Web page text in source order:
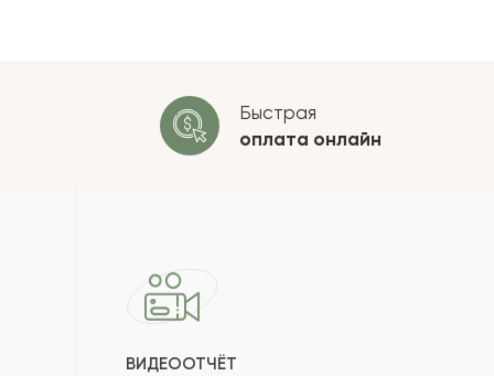
ОСТАВИТЬ ОТЗЫВ
Быстрая
оплата онлайн
ВИДЕООТЧЁТ